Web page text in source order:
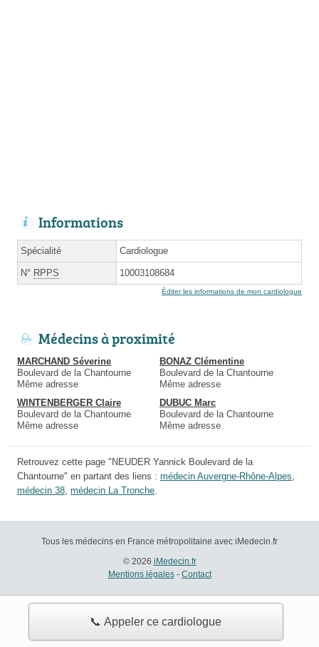
📞 Appeler ce cardiologue
Informations
Spécialité Cardiologue
N° RPPS 10003108684
Éditer les informations de mon cardiologue
Médecins à proximité
MARCHAND Séverine
Boulevard de la Chantourne
Même adresse
BONAZ Clémentine
Boulevard de la Chantourne
Même adresse
WINTENBERGER Claire
Boulevard de la Chantourne
Même adresse
DUBUC Marc
Boulevard de la Chantourne
Même adresse
Retrouvez cette page "NEUDER Yannick Boulevard de la
Chantourne" en partant des liens : médecin Auvergne-Rhône-Alpes
médecin 38 médecin La Tronche
Tous les médecins en France métropolitaine avec iMedecin.fr
© 2026 iMedecin.fr
Mentions légales- Contact